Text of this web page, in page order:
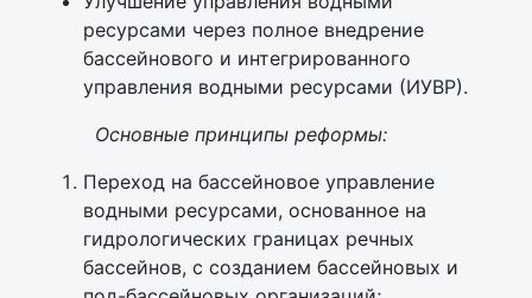
ресурсами через полное внедрение
бассейнового и интегрированного
управления водными ресурсами (ИУВР).
Основные принципы реформы:
Переход на бассейновое управление
водными ресурсами, основанное на
гидрологических границах речных
бассейнов, с созданием бассейновых и